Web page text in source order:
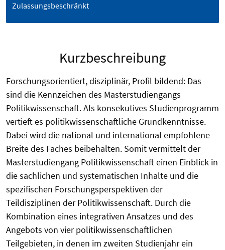
Zulassungsbeschränkt
Kurzbeschreibung
Forschungsorientiert, disziplinär, Profil bildend: Das
sind die Kennzeichen des Masterstudiengangs
Politikwissenschaft. Als konsekutives Studienprogramm
vertieft es politikwissenschaftliche Grundkenntnisse.
Dabei wird die national und international empfohlene
Breite des Faches beibehalten. Somit vermittelt der
Masterstudiengang Politikwissenschaft einen Einblick in
die sachlichen und systematischen Inhalte und die
spezifischen Forschungsperspektiven der
Teildisziplinen der Politikwissenschaft. Durch die
Kombination eines integrativen Ansatzes und des
Angebots von vier politikwissenschaftlichen
Teilgebieten, in denen im zweiten Studienjahr ein